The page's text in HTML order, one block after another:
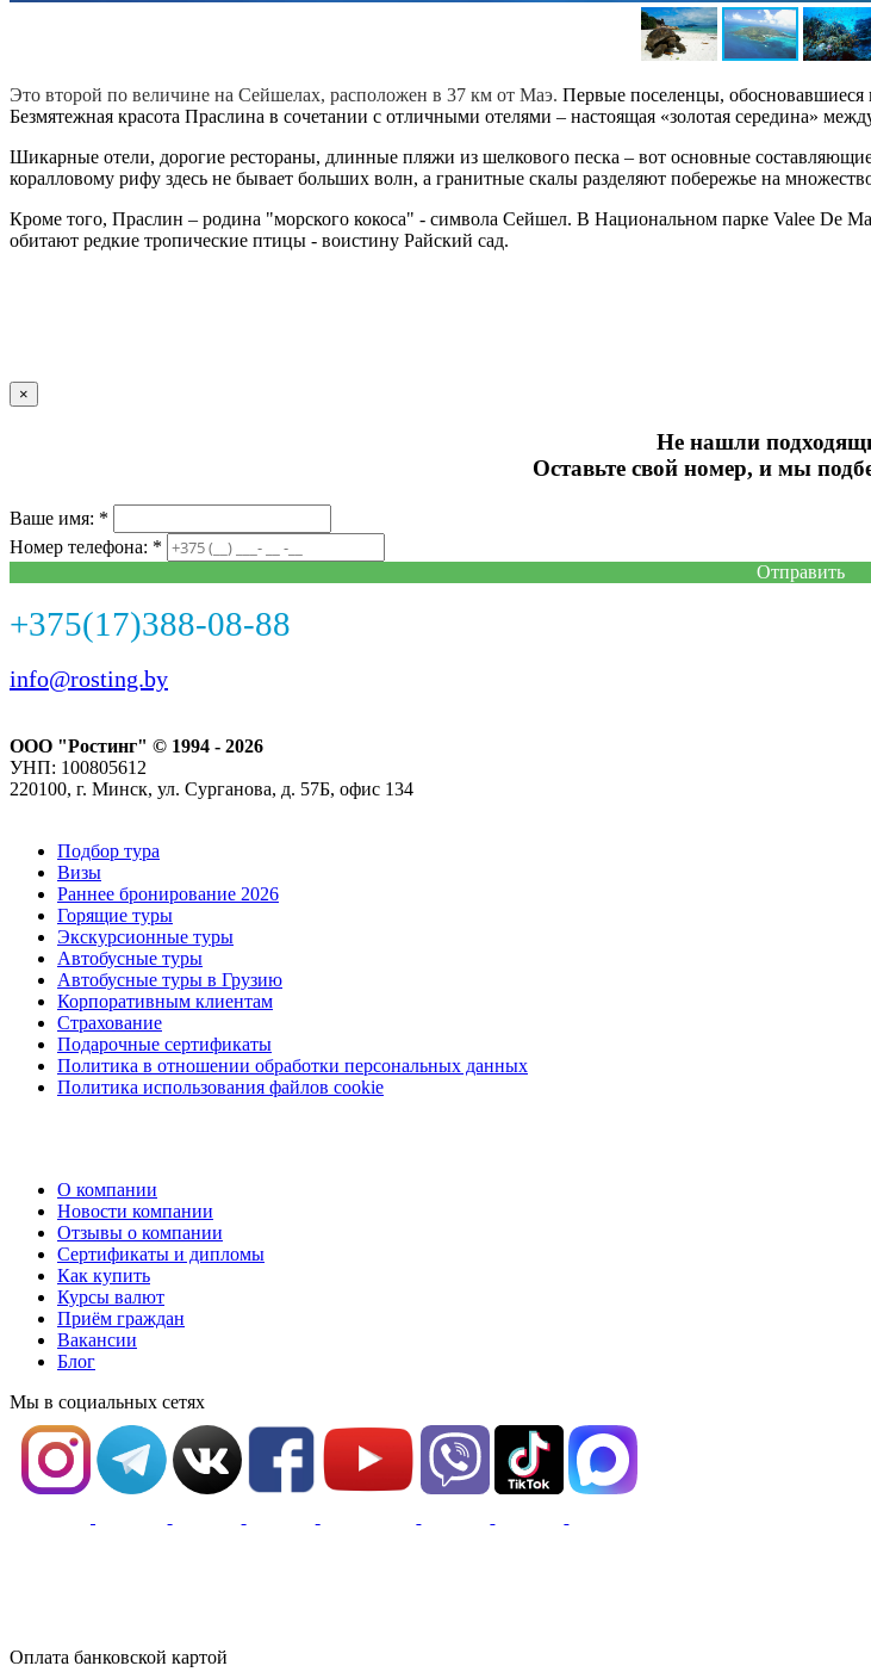
Это второй по величине на Сейшелах, расположен в 37 км от Маэ. Первые поселенцы, обосновавшиеся
Безмятежная красота Праслина в сочетании с отличными отелями – настоящая «золотая середина»
Шикарные отели, дорогие рестораны, длинные пляжи из шелкового песка – вот основные
коралловому рифу здесь не бывает больших волн, а гранитные скалы разделяют побережье на
Кроме того, Праслин – родина "морского кокоса" - символа Сейшел. В Национальном парке Valee De
обитают редкие тропические птицы - воистину Райский сад.
×
Не нашли
Оставьте свой номер, и мы
Ваше имя: *
Номер телефона: *
Отправить
+375(17)388-08-88
info@rosting.by
ООО "Ростинг" © 1994 - 2026
УНП: 100805612
220100, г. Минск, ул. Сурганова, д. 57Б, офис 134
Подбор тура
Визы
Раннее бронирование 2026
Горящие туры
Экскурсионные туры
Автобусные туры
Автобусные туры в Грузию
Корпоративным клиентам
Страхование
Подарочные сертификаты
Политика в отношении обработки персональных данных
Политика использования файлов cookie
О компании
Новости компании
Отзывы о компании
Сертификаты и дипломы
Как купить
Курсы валют
Приём граждан
Вакансии
Блог
Мы в социальных сетях
Оплата банковской картой